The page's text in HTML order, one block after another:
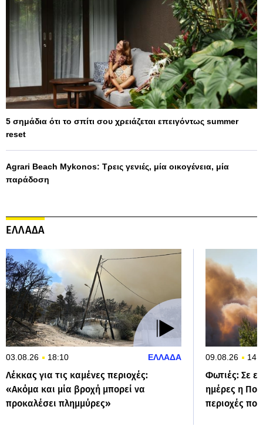
5 σημάδια ότι το σπίτι σου χρειάζεται επειγόντως summer
reset
Agrari Beach Mykonos: Τρεις γενιές, μία οικογένεια, μία
παράδοση
ΕΛΛΑΔΑ
03.08.26 18:10 ΕΛΛΑΔΑ
Λέκκας για τις καμένες περιοχές:
«Ακόμα και μία βροχή μπορεί να
προκαλέσει πλημμύρες»
09.08.26
Φωτιές: Σε
ημέρες η
περιοχές